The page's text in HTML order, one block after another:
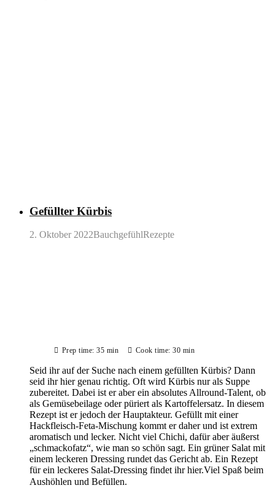
Gefüllter Kürbis
2. Oktober 2022BauchgefühlRezepte
Prep time: 35 min Cook time: 30 min
Seid ihr auf der Suche nach einem gefüllten Kürbis? Dann
seid ihr hier genau richtig. Oft wird Kürbis nur als Suppe
zubereitet. Dabei ist er aber ein absolutes Allround-Talent, ob
als Gemüsebeilage oder püriert als Kartoffelersatz. In diesem
Rezept ist er jedoch der Hauptakteur. Gefüllt mit einer
Hackfleisch-Feta-Mischung kommt er daher und ist extrem
aromatisch und lecker. Nicht viel Chichi, dafür aber äußerst
„schmackofatz“, wie man so schön sagt. Ein grüner Salat mit
einem leckeren Dressing rundet das Gericht ab. Ein Rezept
für ein leckeres Salat-Dressing findet ihr hier.Viel Spaß beim
Aushöhlen und Befüllen.⠀